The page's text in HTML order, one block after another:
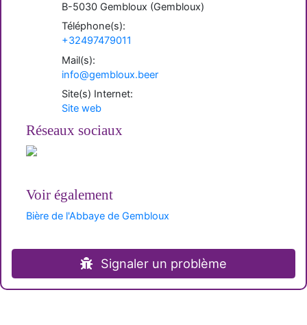
B-5030 Gembloux (Gembloux)
Téléphone(s):
+32497479011
Mail(s):
info@gembloux.beer
Site(s) Internet:
Site web
Réseaux sociaux
Voir également
Bière de l'Abbaye de Gembloux
Signaler un problème